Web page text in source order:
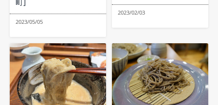
2023/05/05
2023/02/03